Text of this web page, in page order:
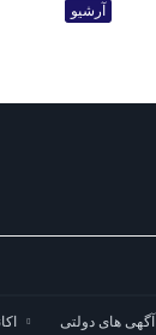
آرشیو
آگهی های دولتی